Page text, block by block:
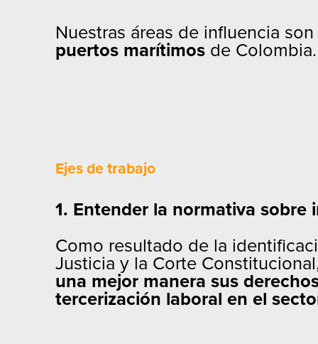
Nuestras áreas de influencia son
puertos marítimos de Colombia.
Ejes de trabajo
1. Entender la normativa
Como resultado de la
Justicia y la Corte
una mejor manera sus
tercerización laboral en el